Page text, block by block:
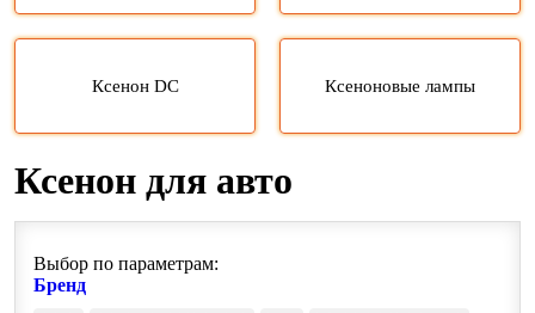
Ксенон DC Ксеноновые лампы
Ксенон для авто
Выбор по параметрам:
Бренд